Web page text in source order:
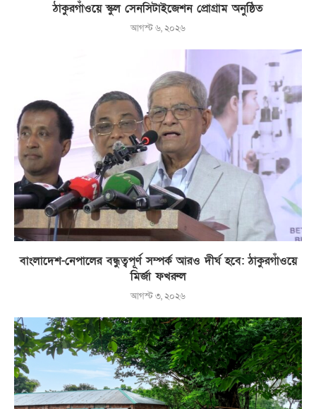
ঠাকুরগাঁওয়ে স্কুল সেনসিটাইজেশন প্রোগ্রাম অনুষ্ঠিত
আগস্ট ৬, ২০২৬
বাংলাদেশ-নেপালের বন্ধুত্বপূর্ণ সম্পর্ক আরও দীর্ঘ হবে: ঠাকুরগাঁওয়ে
মির্জা ফখরুল
আগস্ট ৩, ২০২৬